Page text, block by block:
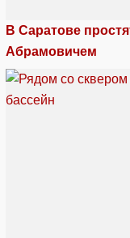
В Саратове
Абрамовичем